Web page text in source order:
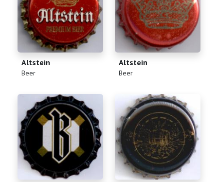
Altstein
(Beer)
Altstein
(Beer)